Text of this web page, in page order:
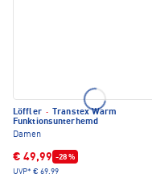
Löffler ·
Transtex Warm
Funktionsunterhemd
Damen
€ 49,99 -28 %
UVP* € 69,99